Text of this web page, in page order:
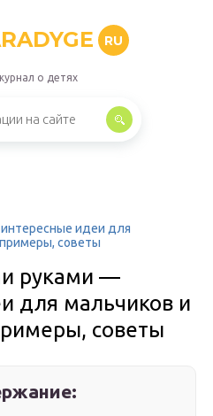
RU
о детях
идеи для
советы
руками —
для мальчиков и
советы